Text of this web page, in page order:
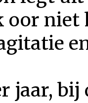
oor niet
jaar, bij